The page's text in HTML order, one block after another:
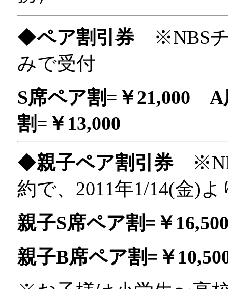
◆ペア割引券
※NBS
みで受付
S席ペア割=￥21,000
割=￥13,000
◆親子ペア割引券
約で、2011年1/14(金)よ
親子S席ペア割=￥
親子B席ペア割=￥